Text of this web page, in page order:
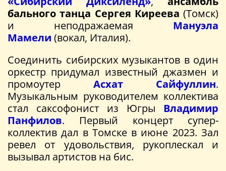
бального танца Сергея Киреева (Томск)
и неподражаемая Мануэла
Мамели (вокал, Италия).
Соединить сибирских музыкантов в один
оркестр придумал известный джазмен и
промоутер Асхат Сайфуллин.
Музыкальным руководителем коллектива
стал саксофонист из Югры Владимир
Панфилов. Первый концерт супер-
коллектив дал в Томске в июне 2023. Зал
ревел от удовольствия, рукоплескал и
вызывал артистов на бис.